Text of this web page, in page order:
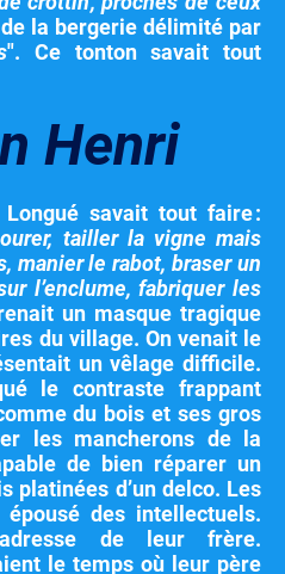
de la bergerie délimité par
". Ce tonton savait tout
Henri
savait tout faire :
tailler la vigne mais
manier le rabot, braser un
l’enclume, fabriquer les
un masque tragique
du village. On venait le
un vêlage difficile.
le contraste frappant
du bois et ses gros
les mancherons de la
de bien réparer un
platinées d’un delco. Les
des intellectuels.
de leur frère.
le temps où leur père